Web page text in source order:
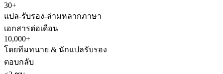
30+
แปล-รับรอง-ล่ามหลากภาษา
เอกสารต่อเดือน
10,000+
โดยทีมทนาย & นักแปลรับรอง
ตอบกลับ